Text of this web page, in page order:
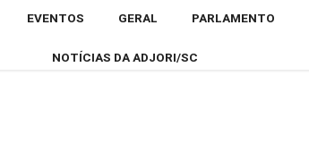
EVENTOS GERAL PARLAMENTO
NOTÍCIAS DA ADJORI/SC